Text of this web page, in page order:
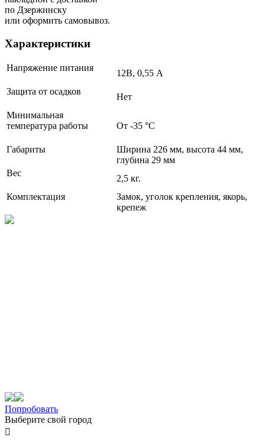
по Дзержинску
или оформить самовывоз.
Характеристики
Напряжение питания
12В, 0,55 А
Защита от осадков
Нет
Минимальная
температура работы
От -35 °С
Габариты
Ширина 226 мм, высота 44 мм,
глубина 29 мм
Вес
2,5 кг.
Комплектация
Замок, уголок крепления, якорь,
крепеж
Попробовать
Выберите свой город
